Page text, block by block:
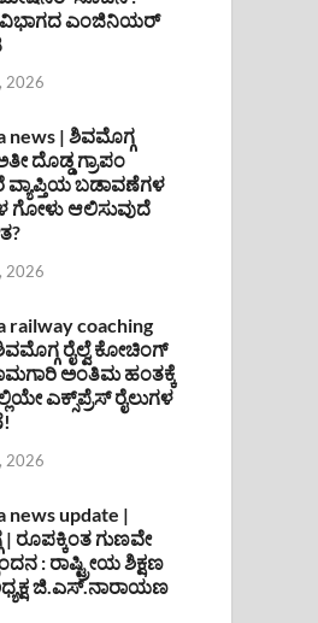
ಎಂಜಿನಿಯರ್
2026
news | ಶಿವಮೊಗ್ಗ
ದೊಡ್ಡ ಗ್ರಾಪಂ
ವ್ಯಾಪ್ತಿಯ ಬಡಾವಣೆಗಳ
ಗೋಳು ಆಲಿಸುವುದೆ
2026
railway coaching
ರೈಲ್ವೆ ಕೋಚಿಂಗ್
ಅಂತಿಮ ಹಂತಕ್ಕೆ
ಎಕ್ಸ್‌ಪ್ರೆಸ್ ರೈಲುಗಳ
2026
news update |
| ರೂಪಕ್ಕಿಂತ ಗುಣವೇ
: ರಾಷ್ಟ್ರೀಯ ಶಿಕ್ಷಣ
ಜಿ.ಎಸ್.ನಾರಾಯಣ